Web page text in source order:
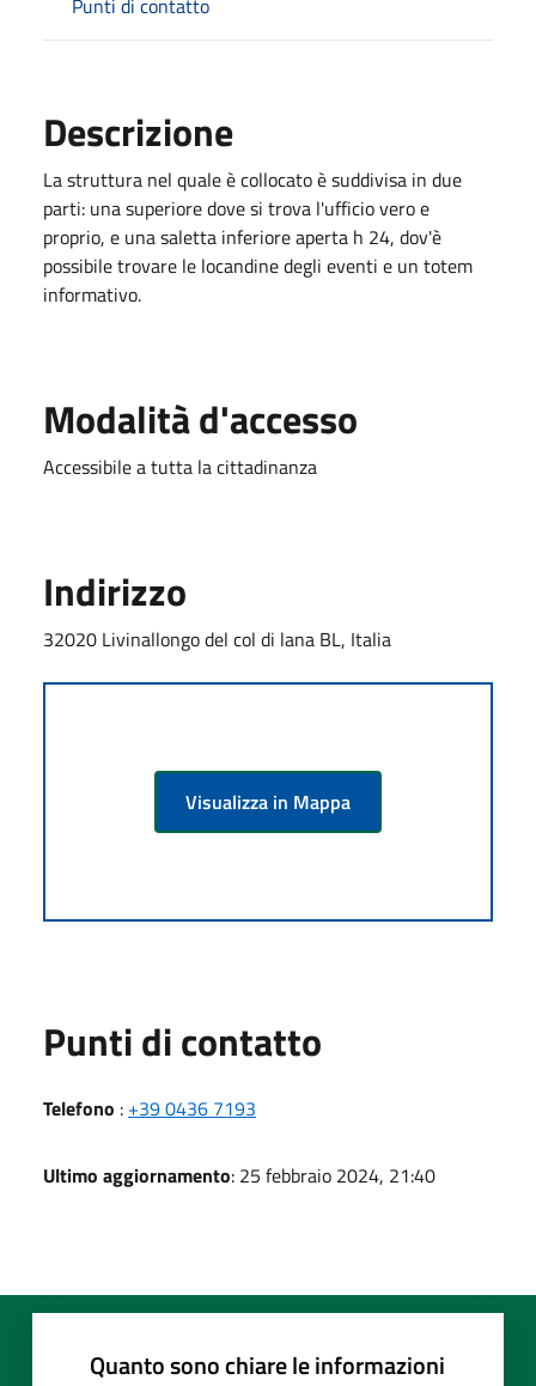
Descrizione
La struttura nel quale è collocato è suddivisa in due
parti: una superiore dove si trova l'ufficio vero e
proprio, e una saletta inferiore aperta h 24, dov'è
possibile trovare le locandine degli eventi e un totem
informativo.
Modalità d'accesso
Accessibile a tutta la cittadinanza
Indirizzo
32020 Livinallongo del col di lana BL, Italia
Visualizza in Mappa
Punti di contatto
Telefono : +39 0436 7193
Ultimo aggiornamento: 25 febbraio 2024, 21:40
Quanto sono chiare le informazioni